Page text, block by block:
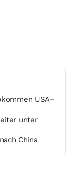
USA–
unter
China